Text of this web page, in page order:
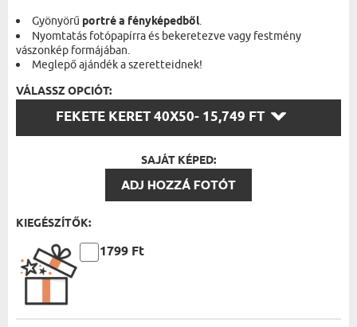
Gyönyörű portré a fényképedből.
Nyomtatás fotópapírra és bekeretezve vagy festmény
vászonkép formájában.
Meglepő ajándék a szeretteidnek!
VÁLASSZ OPCIÓT:
FEKETE KERET 40X50- 15,749 FT
VÁLASSZ
OPCIÓT:
SAJÁT KÉPED:
ADJ HOZZÁ FOTÓT
KIEGÉSZÍTŐK:
1799 Ft